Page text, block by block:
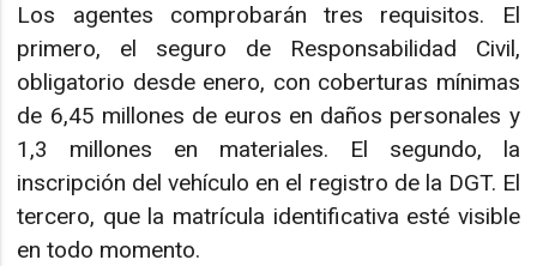
Los agentes comprobarán tres requisitos. El
primero, el seguro de Responsabilidad Civil,
obligatorio desde enero, con coberturas mínimas
de 6,45 millones de euros en daños personales y
1,3 millones en materiales. El segundo, la
inscripción del vehículo en el registro de la DGT. El
tercero, que la matrícula identificativa esté visible
en todo momento.